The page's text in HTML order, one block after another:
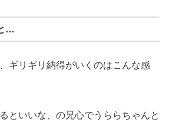
…
ギリギリ納得がいくのはこんな感
といいな、の兄心でうららちゃんと